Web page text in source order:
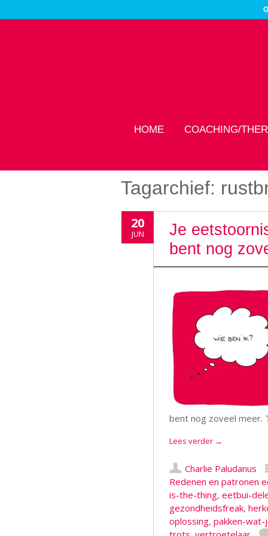
HOME COACHING/
Tagarchief:
20
JUN
Je
bent nog
bent nog zoveel meer.
Lees verder →
Charlie Paludanus
Redenen en patronen
is-the-thing, eetbui-
gezondheidsfreak,
oplossing, pakken-wat-